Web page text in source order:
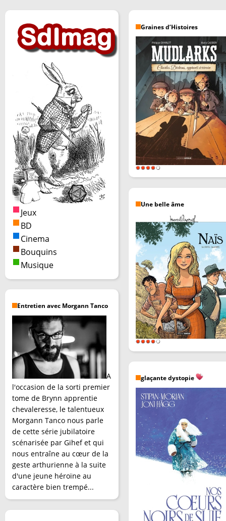
Jeux
BD
Cinema
Bouquins
Musique
Entretien avec Morgann Tanco
A
l'occasion de la sorti premier
tome de Brynn apprentie
chevaleresse, le talentueux
Morgann Tanco nous parle
de cette série jubilatoire
scénarisée par Gihef et qui
nous entraîne au cœur de la
geste arthurienne à la suite
d'une jeune héroïne au
caractère bien trempé...
Graines d’Histoires
Une belle âme
glaçante dystopie